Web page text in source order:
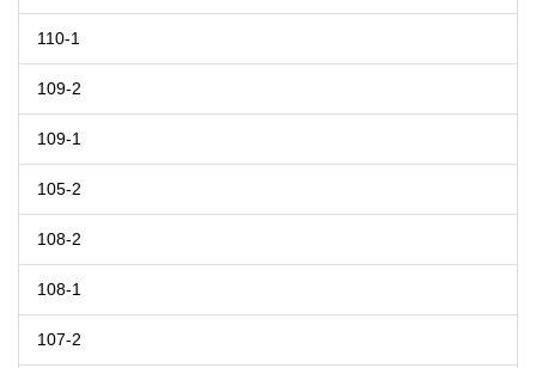
110-1
109-2
109-1
105-2
108-2
108-1
107-2